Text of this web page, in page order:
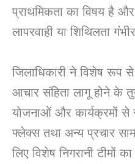
प्राथमिकता का विषय है
लापरवाही या शिथिलता
जिलाधिकारी ने विशेष रूप
आचार संहिता लागू होने के
योजनाओं और कार्यक्रमों से
फ्लेक्स तथा अन्य प्रचार
लिए विशेष निगरानी टीमों